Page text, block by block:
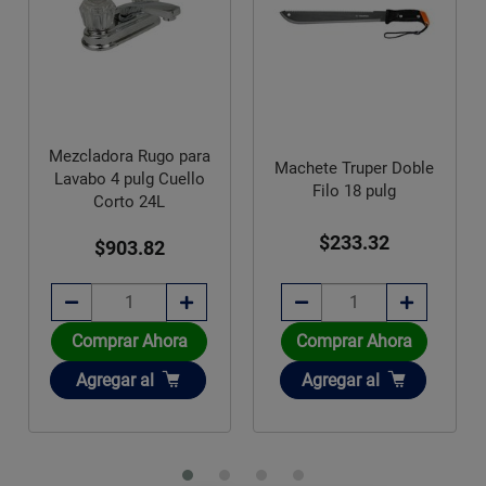
Mezcladora Rugo para
Lavabo 4 pulg Cuello
Corto 24L
$903.82
Comprar Ahora
Añadir
Agregar al
Machete Truper Doble
Filo 18 pulg
$233.32
Comprar Ahora
Añadir
Agregar al